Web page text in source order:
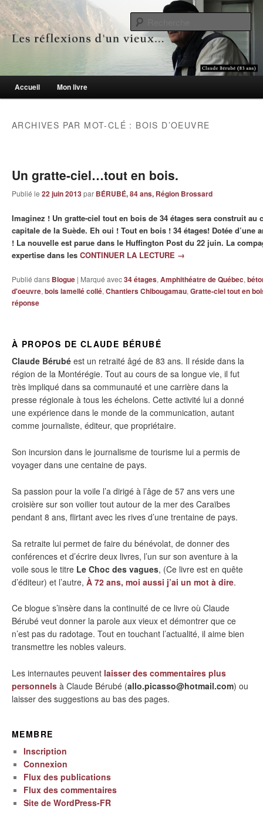
Les réflexions d'un vieux…
Le blogue des aînés de 65 ans et +
Menu principal
Aller au contenu principal
Aller au contenu secondaire
Accueil Mon livre
ARCHIVES PAR MOT-CLÉ : BOIS D’OEUVRE
Un gratte-ciel…tout en bois.
Publié le 22 juin 2013par BÉRUBÉ, 84 ans, Région Brossard
Imaginez ! Un gratte-ciel tout en bois de 34 étages sera construit au
capitale de la Suède. Eh oui ! Tout en bois ! 34 étages! Dotée d’une
! La nouvelle est parue dans le Huffington Post du 22 juin. La
expertise dans les CONTINUER LA LECTURE →
Publié dans Blogue | Marqué avec34 étages, Amphithéatre de Québec,
d'oeuvre, bois lamellé collé, Chantiers Chibougamau, Gratte-ciel tout en
réponse
À PROPOS DE CLAUDE BÉRUBÉ
Claude Bérubé est un retraité âgé de 83 ans. Il réside dans la
région de la Montérégie. Tout au cours de sa longue vie, il fut
très impliqué dans sa communauté et une carrière dans la
presse régionale à tous les échelons. Cette activité lui a donné
une expérience dans le monde de la communication, autant
comme journaliste, éditeur, que propriétaire.
Son incursion dans le journalisme de tourisme lui a permis de
voyager dans une centaine de pays.
Sa passion pour la voile l’a dirigé à l’âge de 57 ans vers une
croisière sur son voilier tout autour de la mer des Caraïbes
pendant 8 ans, flirtant avec les rives d’une trentaine de pays.
Sa retraite lui permet de faire du bénévolat, de donner des
conférences et d’écrire deux livres, l’un sur son aventure à la
voile sous le titre Le Choc des vagues, (Ce livre est en quête
d’éditeur) et l’autre, À 72 ans, moi aussi j’ai un mot à dire.
Ce blogue s’insère dans la continuité de ce livre où Claude
Bérubé veut donner la parole aux vieux et démontrer que ce
n’est pas du radotage. Tout en touchant l’actualité, il aime bien
transmettre les nobles valeurs.
Les internautes peuvent laisser des commentaires plus
personnels à Claude Bérubé (allo.picasso@hotmail.com) ou
laisser des suggestions au bas des pages.
MEMBRE
Inscription
Connexion
Flux des publications
Flux des commentaires
Site de WordPress-FR